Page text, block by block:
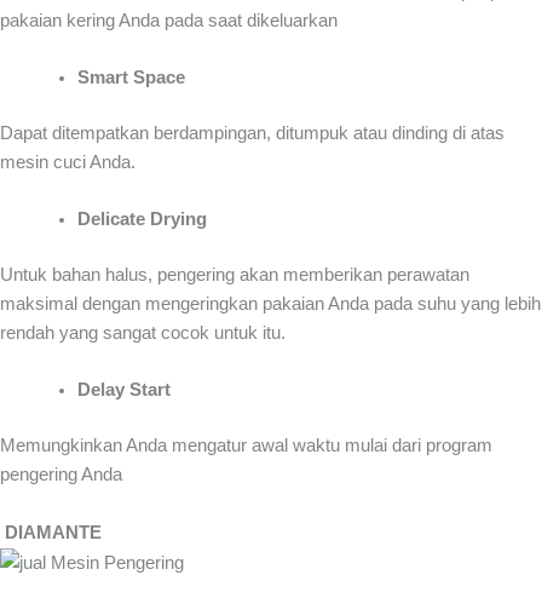
pakaian kering Anda pada saat dikeluarkan
Smart Space
Dapat ditempatkan berdampingan, ditumpuk atau dinding di atas
mesin cuci Anda.
Delicate Drying
Untuk bahan halus, pengering akan memberikan perawatan
maksimal dengan mengeringkan pakaian Anda pada suhu yang lebih
rendah yang sangat cocok untuk itu.
Delay Start
Memungkinkan Anda mengatur awal waktu mulai dari program
pengering Anda
DIAMANTE